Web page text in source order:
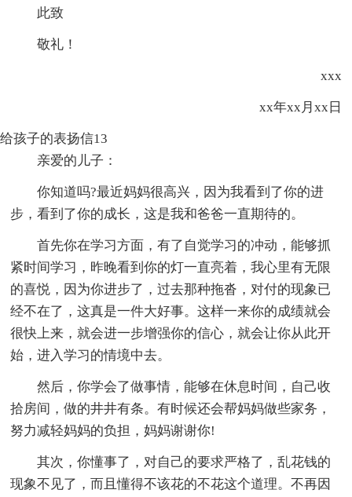
此致
敬礼！
xxx
xx年xx月xx日
给孩子的表扬信13
亲爱的儿子：
你知道吗?最近妈妈很高兴，因为我看到了你的进
步，看到了你的成长，这是我和爸爸一直期待的。
首先你在学习方面，有了自觉学习的冲动，能够抓
紧时间学习，昨晚看到你的灯一直亮着，我心里有无限
的喜悦，因为你进步了，过去那种拖沓，对付的现象已
经不在了，这真是一件大好事。这样一来你的成绩就会
很快上来，就会进一步增强你的信心，就会让你从此开
始，进入学习的情境中去。
然后，你学会了做事情，能够在休息时间，自己收
拾房间，做的井井有条。有时候还会帮妈妈做些家务，
努力减轻妈妈的负担，妈妈谢谢你!
其次，你懂事了，对自己的要求严格了，乱花钱的
现象不见了，而且懂得不该花的不花这个道理。不再因